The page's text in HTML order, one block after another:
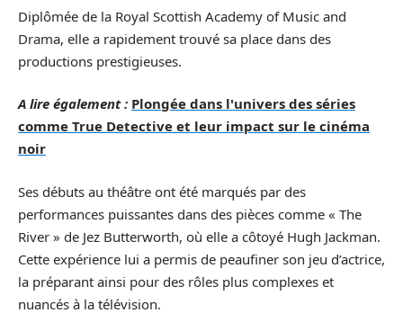
Diplômée de la Royal Scottish Academy of Music and
Drama, elle a rapidement trouvé sa place dans des
productions prestigieuses.
A lire également : Plongée dans l'univers des séries
comme True Detective et leur impact sur le cinéma
noir
Ses débuts au théâtre ont été marqués par des
performances puissantes dans des pièces comme « The
River » de Jez Butterworth, où elle a côtoyé Hugh Jackman.
Cette expérience lui a permis de peaufiner son jeu d’actrice,
la préparant ainsi pour des rôles plus complexes et
nuancés à la télévision.